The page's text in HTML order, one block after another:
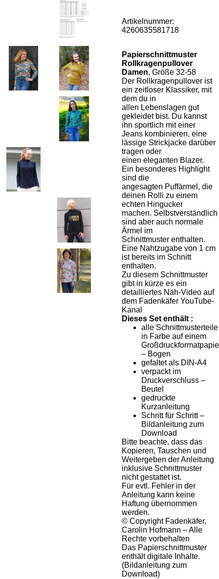
Artikelnummer:
4260635581718
Papierschnittmuster
Rollkragenpullover
Damen, Größe 32-58
Der Rollkragenpullover ist
ein zeitloser Klassiker, mit
dem du in
allen Lebenslagen gut
gekleidet bist. Du kannst
ihn sportlich mit einer
Jeans kombinieren, eine
lässige Strickjacke darüber
tragen oder
einen eleganten Blazer.
Ein besonderes Highlight
sind die
angesagten Puffärmel, die
deinen Rolli zu einem
echten Hingucker
machen. Selbstverständlich
sind aber auch normale
Ärmel im
Schnittmuster enthalten.
Eine Nahtzugabe von 1 cm
ist bereits im Schnitt
enthalten.
Zu diesem Schnittmuster
gibt in kürze es ein
detailliertes Näh-Video auf
dem Fadenkäfer YouTube-
Kanal
Dieses Set enthält :
alle Schnittmusterteile
in Farbe auf einem
– Bogen
gefaltet als DIN-A4
verpackt im
Druckverschluss –
Beutel
gedruckte
Kurzanleitung
Schritt für Schritt –
Bildanleitung zum
Download
Bitte beachte, dass das
Kopieren, Tauschen und
Weitergeben der Anleitung
inklusive Schnittmuster
nicht gestattet ist.
Für evtl. Fehler in der
Anleitung kann keine
Haftung übernommen
werden.
© Copyright Fadenkäfer,
Carolin Hofmann – Alle
Rechte vorbehalten
Das Papierschnittmuster
enthält digitale Inhalte.
(Bildanleitung zum
Download)